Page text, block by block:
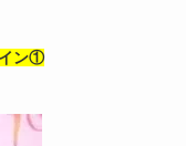
イン①